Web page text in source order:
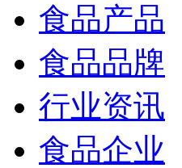
食品产品
食品品牌
行业资讯
食品企业